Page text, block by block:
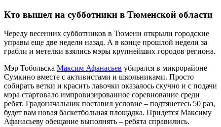
Кто вышел на субботники в Тюменской области
Череду весенних субботников в Тюмени открыли городские
управы еще две недели назад. А в конце прошлой недели за
грабли и метелки взялись мэры крупнейших городов региона.
Мэр Тобольска Максим Афанасьев убирался в микрорайоне
Сумкино вместе с активистами и школьниками. Просто
собирать ветки и красить лавочки оказалось скучно и с подачи
мэра стартовало импровизированное соревнование среди
ребят. Градоначальник поставил условие – подтянетесь 50 раз,
будет вам новая баскетбольная площадка. Придется Максиму
Афанасьеву обещание выполнять – ребята справились.